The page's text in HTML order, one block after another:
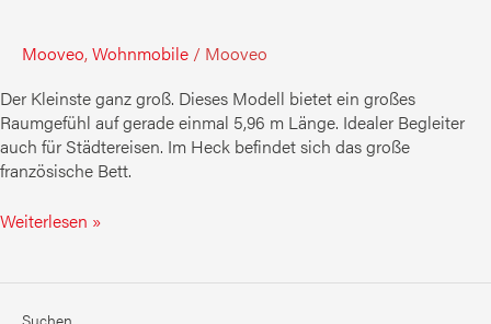
Mooveo,Wohnmobile / Mooveo
Der Kleinste ganz groß. Dieses Modell bietet ein großes
Raumgefühl auf gerade einmal 5,96 m Länge. Idealer Begleiter
auch für Städtereisen. Im Heck befindet sich das große
französische Bett.
Weiterlesen »